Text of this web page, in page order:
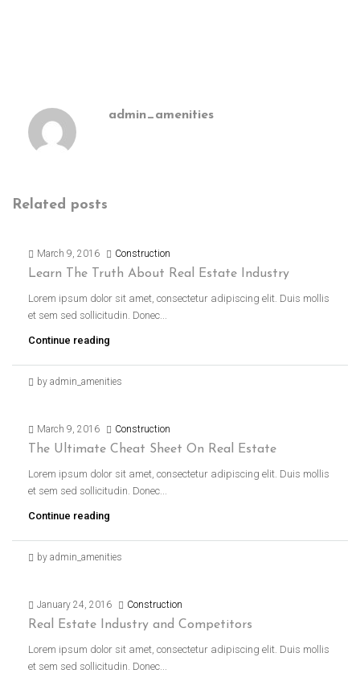
admin_amenities
Related posts
March 9, 2016 Construction
Learn The Truth About Real Estate Industry
Lorem ipsum dolor sit amet, consectetur adipiscing elit. Duis mollis
et sem sed sollicitudin. Donec...
Continue reading
by admin_amenities
March 9, 2016 Construction
The Ultimate Cheat Sheet On Real Estate
Lorem ipsum dolor sit amet, consectetur adipiscing elit. Duis mollis
et sem sed sollicitudin. Donec...
Continue reading
by admin_amenities
January 24, 2016 Construction
Real Estate Industry and Competitors
Lorem ipsum dolor sit amet, consectetur adipiscing elit. Duis mollis
et sem sed sollicitudin. Donec...